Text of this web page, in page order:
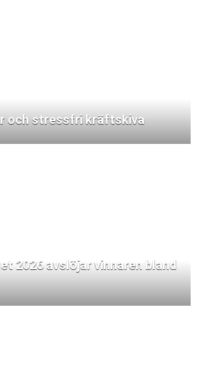
och stressfri kräftskiva
2026 avslöjar vinnaren bland